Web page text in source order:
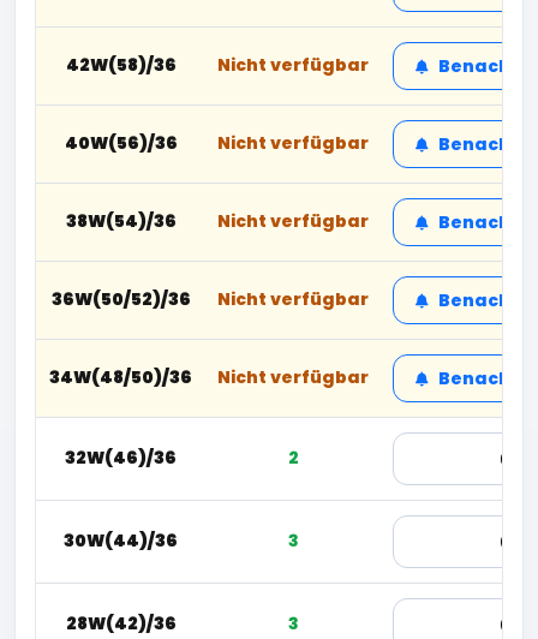
42W(58)/36 Nicht verfügbar
40W(56)/36 Nicht verfügbar
38W(54)/36 Nicht verfügbar
36W(50/52)/36 Nicht verfügbar
34W(48/50)/36 Nicht verfügbar
32W(46)/36 2
30W(44)/36 3
28W(42)/36 3